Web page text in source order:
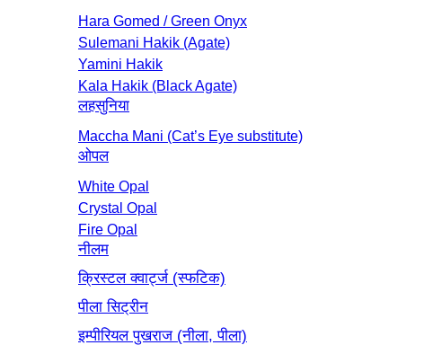
Hara Gomed / Green Onyx
Sulemani Hakik (Agate)
Yamini Hakik
Kala Hakik (Black Agate)
लहसुनिया
Maccha Mani (Cat’s Eye substitute)
ओपल
White Opal
Crystal Opal
Fire Opal
नीलम
क्रिस्टल क्वार्ट्ज (स्फटिक)
पीला सिट्रीन
इम्पीरियल पुखराज (नीला, पीला)